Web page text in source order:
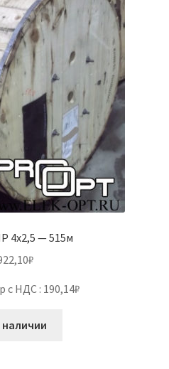
4х2,5 — 515м
₽
с НДС : 190,14₽
наличии